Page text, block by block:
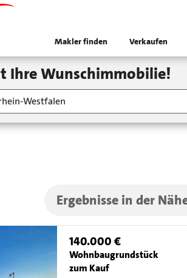
Makler finden Verkaufen
Ihre Wunschimmobilie!
Ergebnisse in der
140.000 €
Wohnbaugrundstück
zum Kauf